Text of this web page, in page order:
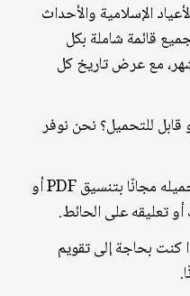
الإسلامية والأحداث
قمنا بتجميع قائمة شاملة بكل
مع عرض تاريخ كل
للتحميل؟ نحن نوفر
التقويم الهجري 2025: يمكنك تحميله مجانًا بتنسيق PDF أو
تعليقه على الحائط.
الهجري 2025-2026: إذا كنت بحاجة إلى تقويم